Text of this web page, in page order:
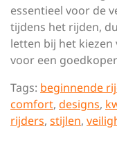
essentieel voor de
tijdens het rijden,
letten bij het kiezen
voor een
Tags: beginnende
comfort, designs,
rijders, stijlen,